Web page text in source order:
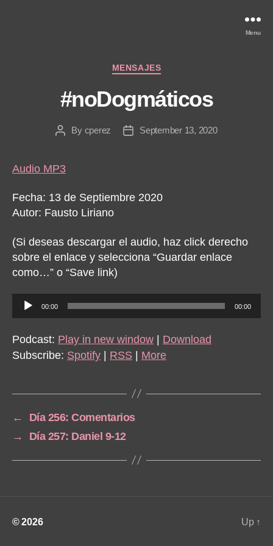
Menu
Categories
MENSAJES
#noDogmáticos
PostBy cperez
PostSeptember 13, 2020
Audio MP3
Fecha: 13 de Septiembre 2020
Autor: Fausto Liriano
(Si deseas descargar el audio, haz click derecho
sobre el enlace y selecciona “Guardar enlace
como…” o “Save link)
u
d
i
a
00:00 00:00
Podcast: Play in new window | Download
Subscribe: Spotify | RSS | More
←
Día 256: Comentarios
→
Día 257: Daniel 9-12
© 2026 Up ↑